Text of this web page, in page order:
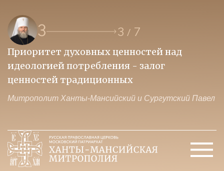
3 3 / 7
Приоритет духовных ценностей над
идеологией потребления - залог
ценностей традиционных
Митрополит Ханты-Мансийский и Сургутский Павел